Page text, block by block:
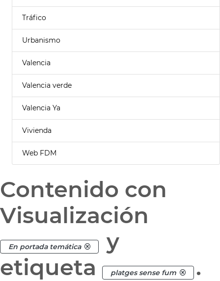
Tráfico
Urbanismo
Valencia
Valencia verde
Valencia Ya
Vivienda
Web FDM
Contenido con
Visualización
En portada temática
y
etiqueta
platges sense fum .